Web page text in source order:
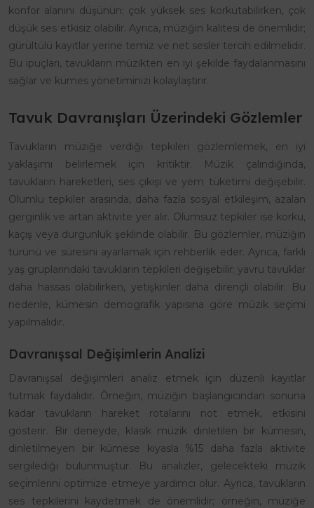
konfor alanını düşünün; çok yüksek ses korkutabilirken, çok
düşük ses etkisiz olabilir. Ayrıca, müziğin kalitesi de önemlidir;
gürültülü kayıtlar yerine temiz ve net sesler tercih edilmelidir.
Bu ipuçları, tavukların müzikten en iyi şekilde faydalanmasını
sağlar ve kümes yönetiminizi kolaylaştırır.
Tavuk Davranışları Üzerindeki Gözlemler
Tavukların müziğe verdiği tepkileri gözlemlemek, en iyi
yaklaşımı belirlemek için kritiktir. Müzik çalındığında,
tavukların hareketleri, ses çıkışı ve yem tüketimi değişebilir.
Olumlu tepkiler arasında, daha fazla sosyal etkileşim, azalan
gerginlik ve artan aktivite yer alır. Olumsuz tepkiler ise korku,
kaçış veya durgunluk şeklinde olabilir. Bu gözlemler, müziğin
türünü ve süresini ayarlamak için rehberlik eder. Ayrıca, farklı
yaş gruplarındaki tavukların tepkileri değişebilir; yavru tavuklar
daha hassas olabilirken, yetişkinler daha dirençli olabilir. Bu
nedenle, kümesin demografik yapısına göre müzik seçimi
yapılmalıdır.
Davranışsal Değişimlerin Analizi
Davranışsal değişimleri analiz etmek için düzenli kayıtlar
tutmak faydalıdır. Örneğin, müziğin başlangıcından sonuna
kadar tavukların hareket rotalarını not etmek, etkisini
gösterir. Bir deneyde, klasik müzik dinletilen bir kümesin,
dinletilmeyen bir kümese kıyasla %15 daha fazla aktivite
sergilediği bulunmuştur. Bu analizler, gelecekteki müzik
seçimlerini optimize etmeye yardımcı olur. Ayrıca, tavukların
ses tepkilerini kaydetmek de önemlidir; örneğin, müziğe